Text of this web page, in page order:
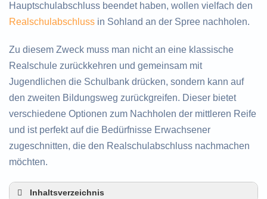
Hauptschulabschluss beendet haben, wollen vielfach den
Realschulabschluss in Sohland an der Spree nachholen.
Zu diesem Zweck muss man nicht an eine klassische
Realschule zurückkehren und gemeinsam mit
Jugendlichen die Schulbank drücken, sondern kann auf
den zweiten Bildungsweg zurückgreifen. Dieser bietet
verschiedene Optionen zum Nachholen der mittleren Reife
und ist perfekt auf die Bedürfnisse Erwachsener
zugeschnitten, die den Realschulabschluss nachmachen
möchten.
Inhaltsverzeichnis